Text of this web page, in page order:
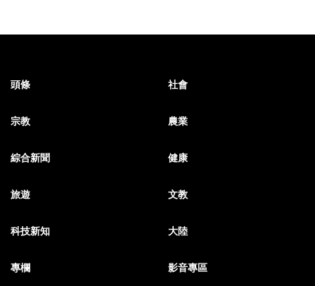
頭條 社會
宗教 農業
綜合新聞 健康
旅遊 文教
科技新知 大陸
專欄 影音專區